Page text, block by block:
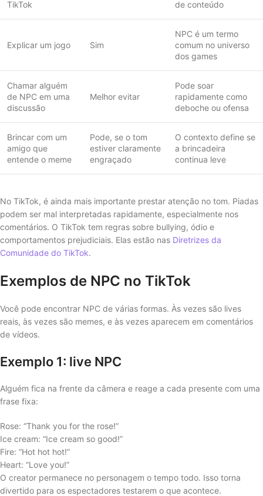
TikTok de conteúdo
Explicar um jogo Sim
NPC é um termo
comum no universo
dos games
Chamar alguém
de NPC em uma
discussão
Melhor evitar
Pode soar
rapidamente como
deboche ou ofensa
Brincar com um
amigo que
entende o meme
Pode, se o tom
estiver claramente
engraçado
O contexto define se
a brincadeira
continua leve
No TikTok, é ainda mais importante prestar atenção no tom. Piadas
podem ser mal interpretadas rapidamente, especialmente nos
comentários. O TikTok tem regras sobre bullying, ódio e
comportamentos prejudiciais. Elas estão nas Diretrizes da
Comunidade do TikTok.
Exemplos de NPC no TikTok
Você pode encontrar NPC de várias formas. Às vezes são lives
reais, às vezes são memes, e às vezes aparecem em comentários
de vídeos.
Exemplo 1: live NPC
Alguém fica na frente da câmera e reage a cada presente com uma
frase fixa:
Rose: “Thank you for the rose!”
Ice cream: “Ice cream so good!”
Fire: “Hot hot hot!”
Heart: “Love you!”
O creator permanece no personagem o tempo todo. Isso torna
divertido para os espectadores testarem o que acontece.